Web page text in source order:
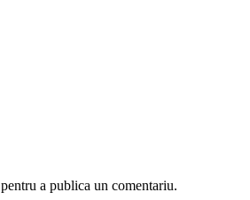
pentru a publica un comentariu.